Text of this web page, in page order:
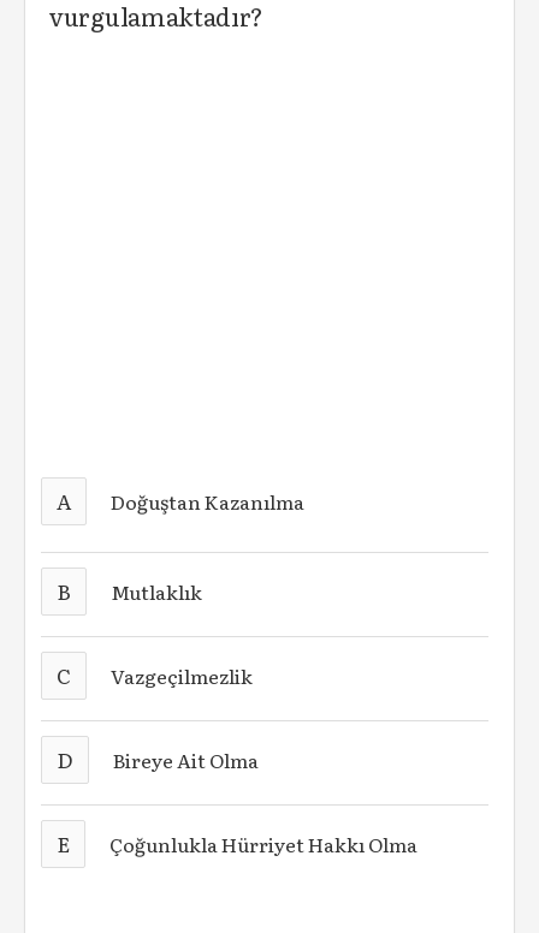
vurgulamaktadır?
A Doğuştan Kazanılma
B Mutlaklık
C Vazgeçilmezlik
D Bireye Ait Olma
E Çoğunlukla Hürriyet Hakkı Olma